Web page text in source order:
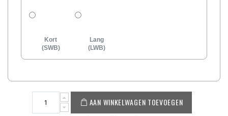
Kort
(SWB)
Lang
(LWB)
AAN WINKELWAGEN TOEVOEGEN